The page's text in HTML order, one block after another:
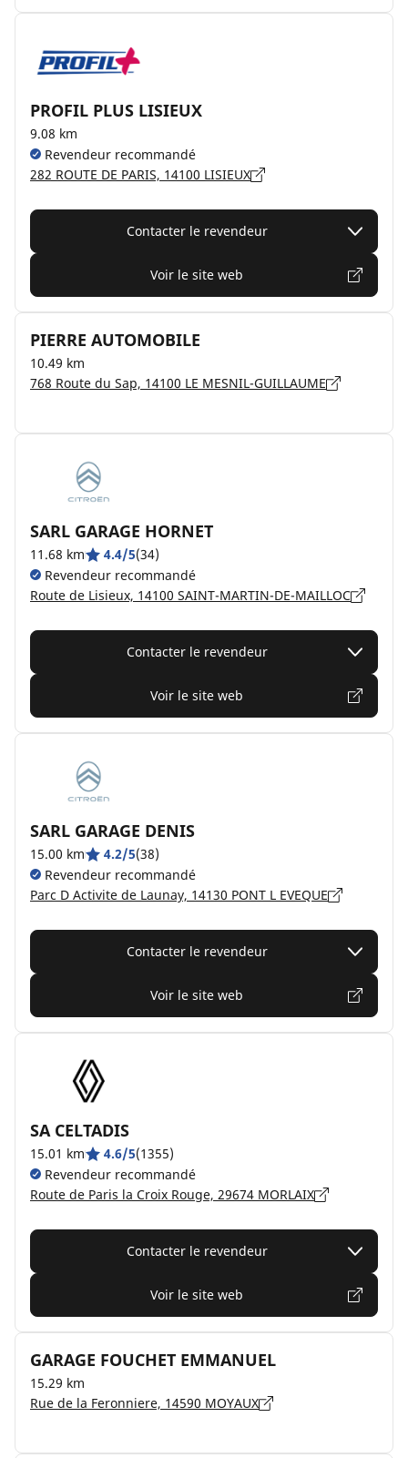
PROFIL PLUS LISIEUX
9.08 km
Revendeur recommandé
282 ROUTE DE PARIS, 14100 LISIEUX
Contacter le revendeur
Voir le site web
PIERRE AUTOMOBILE
10.49 km
768 Route du Sap, 14100 LE MESNIL-GUILLAUME
SARL GARAGE HORNET
11.68 km 4.4/5(34)
Revendeur recommandé
Route de Lisieux, 14100 SAINT-MARTIN-DE-MAILLOC
Contacter le revendeur
Voir le site web
SARL GARAGE DENIS
15.00 km 4.2/5(38)
Revendeur recommandé
Parc D Activite de Launay, 14130 PONT L EVEQUE
Contacter le revendeur
Voir le site web
SA CELTADIS
15.01 km 4.6/5(1355)
Revendeur recommandé
Route de Paris la Croix Rouge, 29674 MORLAIX
Contacter le revendeur
Voir le site web
GARAGE FOUCHET EMMANUEL
15.29 km
Rue de la Feronniere, 14590 MOYAUX